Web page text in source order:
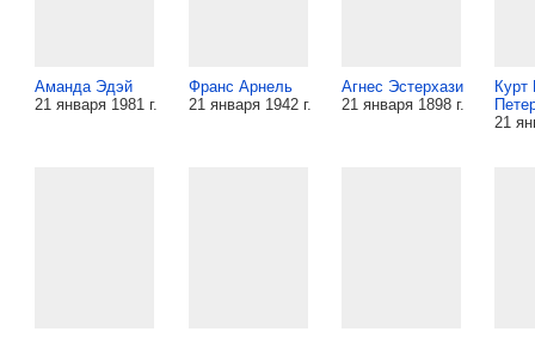
Аманда Эдэй
21 января 1981 г.
Франс Арнель
21 января 1942 г.
Агнес Эстерхази
21 января 1898 г.
Курт
21